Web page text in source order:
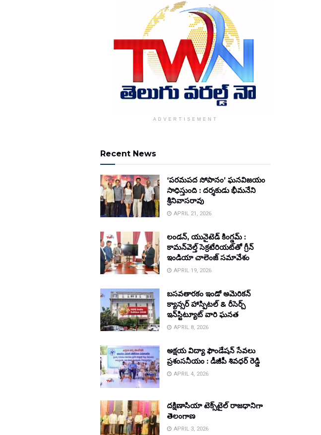
ADVERTISEMENT
Recent News
‘పరమపద సోపానం’ ఘనవిజయం
సాధిస్తుంది : దర్శకుడు భీమనేని
శ్రీనివాసరావు
APRIL 21, 2026
లండన్, యునైటెడ్ కింగ్డమ్ :
కామన్‌వెల్త్ సెక్రటేరియట్‌తో గ్రీన్
ఇండియా చాలెంజ్ సమావేశం
APRIL 19, 2026
బసవతారకం ఇండో అమెరికన్
క్యాన్సర్ హాస్పిటల్ & రీసెర్చ్
ఇన్‌స్టిట్యూట్ వారి ఘనత
APRIL 8, 2026
అక్షయ విద్యా ఫౌండేషన్ సేవలు
ప్రశంసనీయం : డీజీపీ శివధర్ రెడ్డి
APRIL 4, 2026
దక్షిణాసియా టెక్స్‌టైల్ రాజధానిగా
తెలంగాణ
APRIL 3, 2026